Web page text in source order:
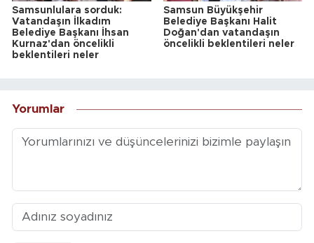
Samsunlulara sorduk:
Vatandaşın İlkadım
Belediye Başkanı İhsan
Kurnaz'dan öncelikli
beklentileri neler
Samsun Büyükşehir
Belediye Başkanı Halit
Doğan'dan vatandaşın
öncelikli beklentileri neler
Yorumlar